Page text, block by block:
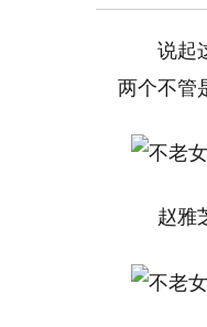
说起
两个不管
赵雅